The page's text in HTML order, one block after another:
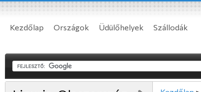
Kezdőlap Országok Üdülőhelyek Szállodák